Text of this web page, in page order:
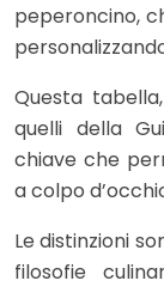
peperoncino,
Questa
quelli della
chiave che
a colpo
Le distinzioni
filosofie